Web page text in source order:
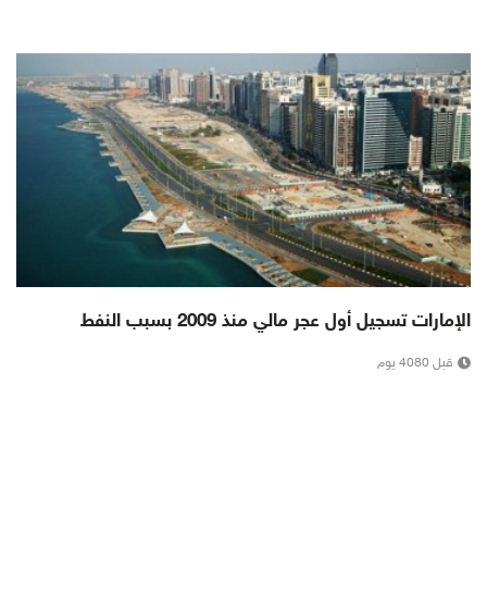
الإمارات تسجيل أول عجر مالي منذ 2009 بسبب النفط
قبل 4080 يوم